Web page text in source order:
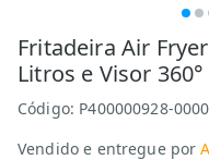
Fritadeira Air
Litros e Visor
Código: P400000928-
Vendido e entregue por